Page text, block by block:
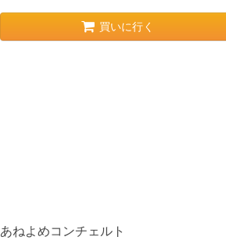
買いに行く
あねよめコンチェルト